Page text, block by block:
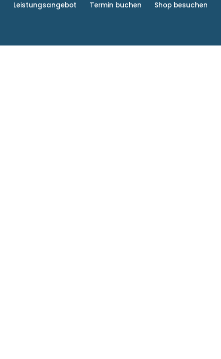
Leistungsangebot Termin buchen Shop besuchen